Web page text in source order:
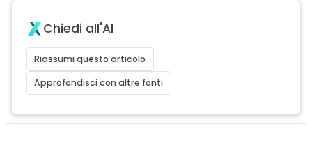
Chiedi all'AI
Riassumi questo articolo
Approfondisci con altre fonti